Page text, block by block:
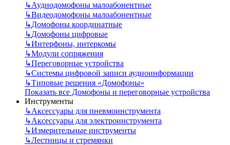
↳Аудиодомофоны малоабонентные
↳Видеодомофоны малоабонентные
↳Домофоны координатные
↳Домофоны цифровые
↳Интерфоны, интеркомы
↳Модули сопряжения
↳Переговорные устройства
↳Системы цифровой записи аудиоинформации
↳Типовые решения «Домофоны»
Показать все Домофоны и переговорные устройства
Инструменты
↳Аксессуары для пневмоинструмента
↳Аксессуары для электроинструмента
↳Измерительные инструменты
↳Лестницы и стремянки